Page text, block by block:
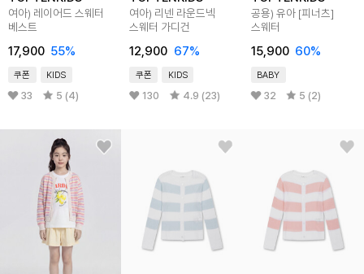
여아) 레이어드 스웨터
베스트
17,900 55%
쿠폰 KIDS
33 5 (4)
여아) 리넨 라운드넥
스웨터 가디건
12,900 67%
쿠폰 KIDS
130 4.9 (23)
공용) 유아 [피너츠]
스웨터
15,900 60%
BABY
32 5 (2)